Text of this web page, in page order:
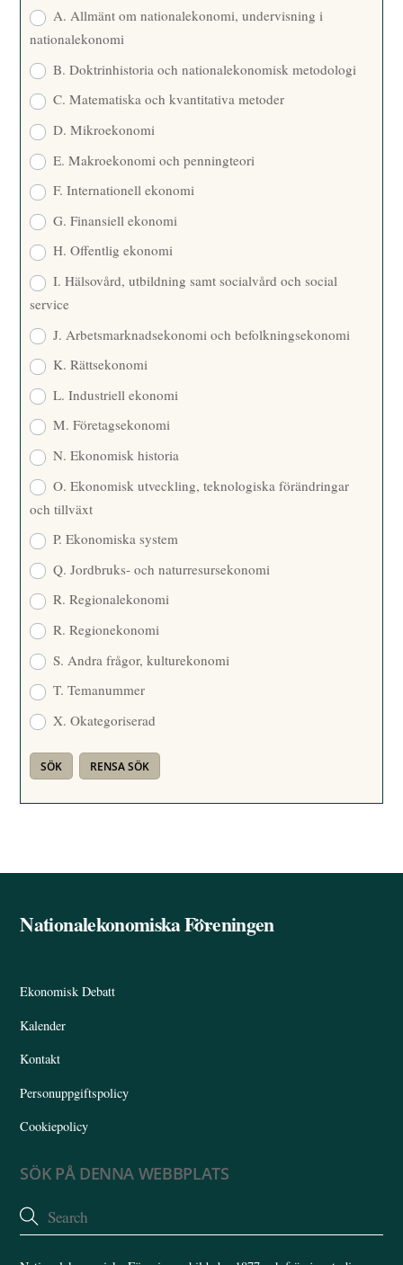
A. Allmänt om nationalekonomi, undervisning i
nationalekonomi
B. Doktrinhistoria och nationalekonomisk metodologi
C. Matematiska och kvantitativa metoder
D. Mikroekonomi
E. Makroekonomi och penningteori
F. Internationell ekonomi
G. Finansiell ekonomi
H. Offentlig ekonomi
I. Hälsovård, utbildning samt socialvård och social
service
J. Arbetsmarknadsekonomi och befolkningsekonomi
K. Rättsekonomi
L. Industriell ekonomi
M. Företagsekonomi
N. Ekonomisk historia
O. Ekonomisk utveckling, teknologiska förändringar
och tillväxt
P. Ekonomiska system
Q. Jordbruks- och naturresursekonomi
R. Regionalekonomi
R. Regionekonomi
S. Andra frågor, kulturekonomi
T. Temanummer
X. Okategoriserad
Back
Nationalekonomiska Föreningen
Ekonomisk Debatt
Kalender
Kontakt
Personuppgiftspolicy
Cookiepolicy
SÖK PÅ DENNA WEBBPLATS